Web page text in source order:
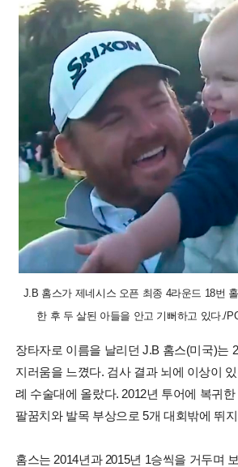
J.B 홈스가 제네시스 오픈 최종 4라운드 18번
한 후 두 살된 아들을 안고 기뻐하고 있다./
장타자로 이름을 날리던 J.B 홈스(미국)는
지러움을 느꼈다. 검사 결과 뇌에 이상이
례 수술대에 올랐다. 2012년 투어에 복귀
팔꿈치와 발목 부상으로 5개 대회밖에 뛰
홈스는 2014년과 2015년 1승씩을 거두며